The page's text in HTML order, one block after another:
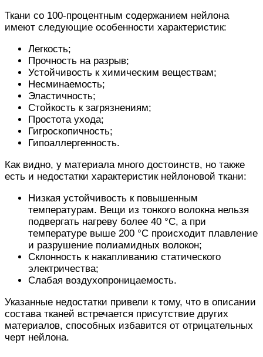
Ткани со 100-процентным содержанием нейлона
имеют следующие особенности характеристик:
Легкость;
Прочность на разрыв;
Устойчивость к химическим веществам;
Несминаемость;
Эластичность;
Стойкость к загрязнениям;
Простота ухода;
Гигроскопичность;
Гипоаллергенность.
Как видно, у материала много достоинств, но также
есть и недостатки характеристик нейлоновой ткани:
Низкая устойчивость к повышенным
температурам. Вещи из тонкого волокна нельзя
подвергать нагреву более 40 °C, а при
температуре выше 200 °C происходит плавление
и разрушение полиамидных волокон;
Склонность к накапливанию статического
электричества;
Слабая воздухопроницаемость.
Указанные недостатки привели к тому, что в описании
состава тканей встречается присутствие других
материалов, способных избавится от отрицательных
черт нейлона.